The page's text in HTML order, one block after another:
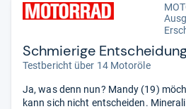
Schmierige
Testbericht über 14 Motoröle
Ja, was denn nun? Mandy (19)
kann sich nicht entscheiden.